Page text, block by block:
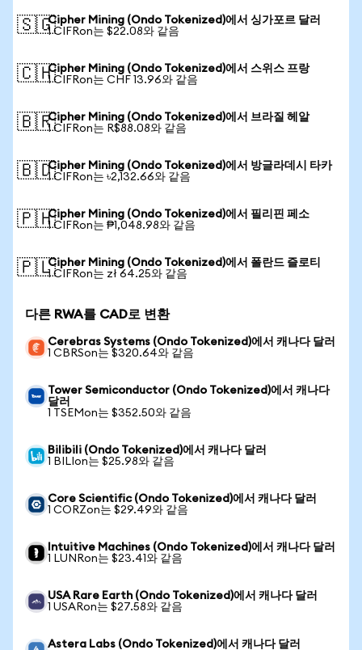
🇸🇬Cipher Mining (Ondo Tokenized)에서 싱가포르 달러
1 CIFRon는 $22.08와 같음
🇨🇭Cipher Mining (Ondo Tokenized)에서 스위스 프랑
1 CIFRon는 CHF 13.96와 같음
🇧🇷Cipher Mining (Ondo Tokenized)에서 브라질 헤알
1 CIFRon는 R$88.08와 같음
🇧🇩Cipher Mining (Ondo Tokenized)에서 방글라데시 타카
1 CIFRon는 ৳2,132.66와 같음
🇵🇭Cipher Mining (Ondo Tokenized)에서 필리핀 페소
1 CIFRon는 ₱1,048.98와 같음
🇵🇱Cipher Mining (Ondo Tokenized)에서 폴란드 즐로티
1 CIFRon는 zł 64.25와 같음
다른 RWA를 CAD로 변환
Cerebras Systems (Ondo Tokenized)에서 캐나다 달러
1 CBRSon는 $320.64와 같음
Tower Semiconductor (Ondo Tokenized)에서 캐나다
달러
1 TSEMon는 $352.50와 같음
Bilibili (Ondo Tokenized)에서 캐나다 달러
1 BILIon는 $25.98와 같음
Core Scientific (Ondo Tokenized)에서 캐나다 달러
1 CORZon는 $29.49와 같음
Intuitive Machines (Ondo Tokenized)에서 캐나다 달러
1 LUNRon는 $23.41와 같음
USA Rare Earth (Ondo Tokenized)에서 캐나다 달러
1 USARon는 $27.58와 같음
Astera Labs (Ondo Tokenized)에서 캐나다 달러